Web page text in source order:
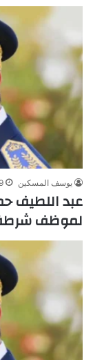
يوسف المسكين
عبد اللطيف
لموظف